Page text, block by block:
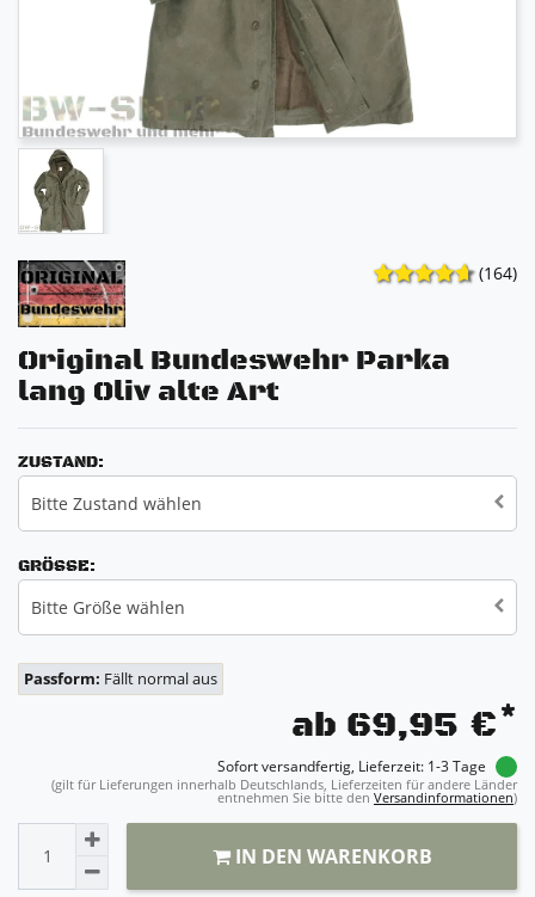
(164)
Original Bundeswehr Parka
lang Oliv alte Art
ZUSTAND:
Bitte Zustand wählen
GRÖSSE:
Bitte Größe wählen
Passform: Fällt normal aus
ab 69,95 €*
Sofort versandfertig, Lieferzeit: 1-3 Tage
(gilt für Lieferungen innerhalb Deutschlands, Lieferzeiten für andere Länder
entnehmen Sie bitte den Versandinformationen)
IN DEN WARENKORB